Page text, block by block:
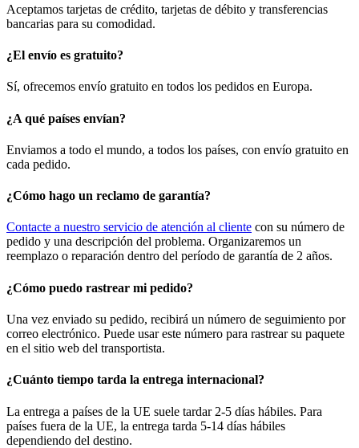
Aceptamos tarjetas de crédito, tarjetas de débito y transferencias
bancarias para su comodidad.
¿El envío es gratuito?
Sí, ofrecemos envío gratuito en todos los pedidos en Europa.
¿A qué países envían?
Enviamos a todo el mundo, a todos los países, con envío gratuito en
cada pedido.
¿Cómo hago un reclamo de garantía?
Contacte a nuestro servicio de atención al cliente con su número de
pedido y una descripción del problema. Organizaremos un
reemplazo o reparación dentro del período de garantía de 2 años.
¿Cómo puedo rastrear mi pedido?
Una vez enviado su pedido, recibirá un número de seguimiento por
correo electrónico. Puede usar este número para rastrear su paquete
en el sitio web del transportista.
¿Cuánto tiempo tarda la entrega internacional?
La entrega a países de la UE suele tardar 2-5 días hábiles. Para
países fuera de la UE, la entrega tarda 5-14 días hábiles
dependiendo del destino.